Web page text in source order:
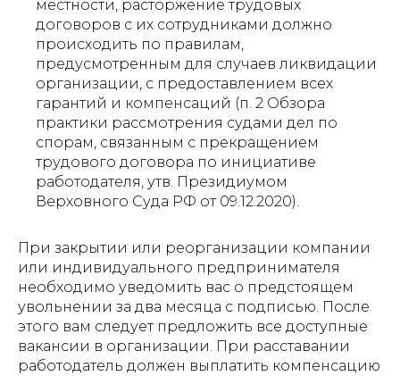
местности, расторжение трудовых
договоров с их сотрудниками должно
происходить по правилам,
предусмотренным для случаев ликвидации
организации, с предоставлением всех
гарантий и компенсаций (п. 2 Обзора
практики рассмотрения судами дел по
спорам, связанным с прекращением
трудового договора по инициативе
работодателя, утв. Президиумом
Верховного Суда РФ от 09.12.2020).
При закрытии или реорганизации компании
или индивидуального предпринимателя
необходимо уведомить вас о предстоящем
увольнении за два месяца с подписью. После
этого вам следует предложить все доступные
вакансии в организации. При расставании
работодатель должен выплатить компенсацию